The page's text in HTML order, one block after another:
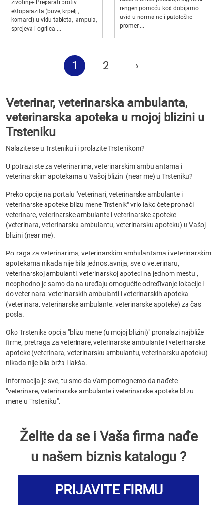
životinje- Preparati protiv
ektoparazita (buve, krpelji,
komarci) u vidu tableta, ampula,
sprejeva i ogrlica-...
rengen pomoću kod dobijamo
uvid u normalne i patološke
promen...
1 2 ›
Veterinar, veterinarska ambulanta,
veterinarska apoteka u mojoj blizini u
Trsteniku
Nalazite se u Trsteniku ili prolazite Trstenikom?
U potrazi ste za veterinarima, veterinarskim ambulantama i
veterinarskim apotekama u Vašoj blizini (near me) u Trsteniku?
Preko opcije na portalu "veterinari, veterinarske ambulante i
veterinarske apoteke blizu mene Trstenik" vrlo lako ćete pronaći
veterinare, veterinarske ambulante i veterinarske apoteke
(veterinara, veterinarsku ambulantu, veterinarsku apoteku) u Vašoj
blizini (near me).
Potraga za veterinarima, veterinarskim ambulantama i veterinarskim
apotekama nikada nije bila jednostavnija, sve o veterinaru,
veterinarskoj ambulanti, veterinarskoj apoteci na jednom mestu ,
neophodno je samo da na uređaju omogućite određivanje lokacije i
do veterinara, veterinarskih ambulanti i veterinarskih apoteka
(veterinara, veterinarske ambulante, veterinarske apoteke) za čas
posla.
Oko Trstenika opcija "blizu mene (u mojoj blizini)" pronalazi najbliže
firme, pretraga za veterinare, veterinarske ambulante i veterinarske
apoteke (veterinara, veterinarsku ambulantu, veterinarsku apoteku)
nikada nije bila brža i lakša.
Informacija je sve, tu smo da Vam pomognemo da nađete
"veterinare, veterinarske ambulante i veterinarske apoteke blizu
mene u Trsteniku".
Želite da se i Vaša firma nađe
u našem biznis katalogu ?
PRIJAVITE FIRMU